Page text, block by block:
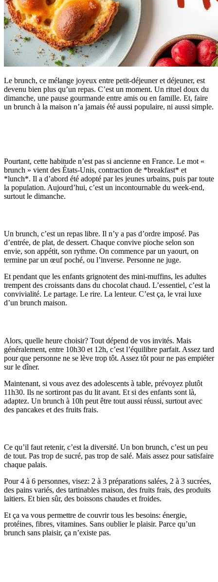
Le brunch, ce mélange joyeux entre petit-déjeuner et déjeuner, est
devenu bien plus qu’un repas. C’est un moment. Un rituel doux du
dimanche, une pause gourmande entre amis ou en famille. Et, faire
un brunch à la maison n’a jamais été aussi populaire, ni aussi simple.
Pourtant, cette habitude n’est pas si ancienne en France. Le mot «
brunch » vient des États-Unis, contraction de *breakfast* et
*lunch*. Il a d’abord été adopté par les jeunes urbains, puis par toute
la population. Aujourd’hui, c’est un incontournable du week-end,
surtout le dimanche.
Un brunch, c’est un repas libre. Il n’y a pas d’ordre imposé. Pas
d’entrée, de plat, de dessert. Chaque convive pioche selon son
envie, son appétit, son rythme. On commence par un yaourt, on
termine par un œuf poché, ou l’inverse. Personne ne juge.
Et pendant que les enfants grignotent des mini-muffins, les adultes
trempent des croissants dans du chocolat chaud. L’essentiel, c’est la
convivialité. Le partage. Le rire. La lenteur. C’est ça, le vrai luxe
d’un brunch maison.
Alors, quelle heure choisir? Tout dépend de vos invités. Mais
généralement, entre 10h30 et 12h, c’est l’équilibre parfait. Assez tard
pour que personne ne se lève trop tôt. Assez tôt pour ne pas empiéter
sur le dîner.
Maintenant, si vous avez des adolescents à table, prévoyez plutôt
11h30. Ils ne sortiront pas du lit avant. Et si des enfants sont là,
adaptez. Un brunch à 10h peut être tout aussi réussi, surtout avec
des pancakes et des fruits frais.
Ce qu’il faut retenir, c’est la diversité. Un bon brunch, c’est un peu
de tout. Pas trop de sucré, pas trop de salé. Mais assez pour satisfaire
chaque palais.
Pour 4 à 6 personnes, visez: 2 à 3 préparations salées, 2 à 3 sucrées,
des pains variés, des tartinables maison, des fruits frais, des produits
laitiers. Et bien sûr, des boissons chaudes et froides.
Et ça va vous permettre de couvrir tous les besoins: énergie,
protéines, fibres, vitamines. Sans oublier le plaisir. Parce qu’un
brunch sans plaisir, ça n’existe pas.